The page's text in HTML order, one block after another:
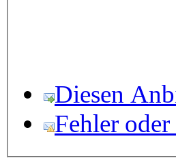
Diesen
Fehler